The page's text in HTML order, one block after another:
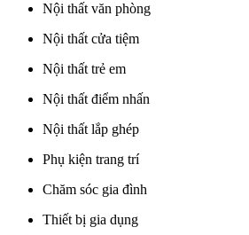
Nội thất văn phòng
Nội thất cửa tiệm
Nội thất trẻ em
Nội thất điểm nhấn
Nội thất lắp ghép
Phụ kiện trang trí
Chăm sóc gia đình
Thiết bị gia dụng